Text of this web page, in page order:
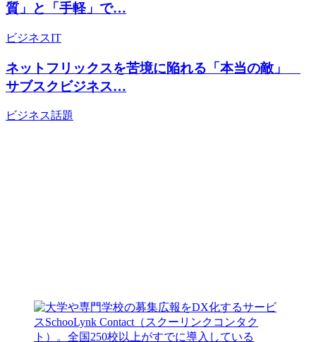
質」と「手軽」で…
ビジネスIT
ネットフリックスを苦境に陥れる「本当の敵」
サブスクビジネス…
ビジネス話題